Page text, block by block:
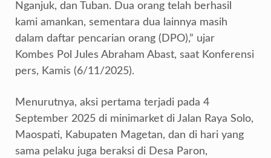
Nganjuk, dan Tuban. Dua orang telah berhasil
kami amankan, sementara dua lainnya masih
dalam daftar pencarian orang (DPO),” ujar
Kombes Pol Jules Abraham Abast, saat Konferensi
pers, Kamis (6/11/2025).
Menurutnya, aksi pertama terjadi pada 4
September 2025 di minimarket di Jalan Raya Solo,
Maospati, Kabupaten Magetan, dan di hari yang
sama pelaku juga beraksi di Desa Paron,